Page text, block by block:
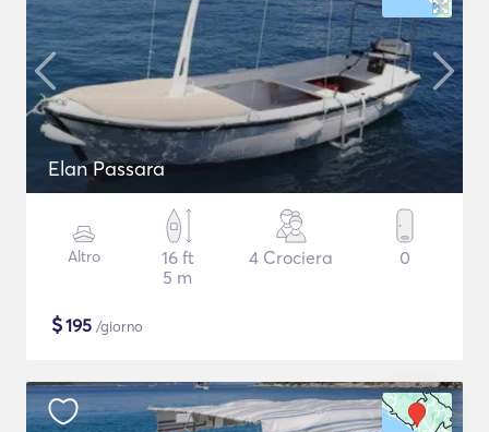
Elan Passara
Altro
16 ft
5 m
4 Crociera 0
$195 /giorno